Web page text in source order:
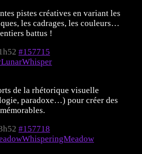
pistes créatives en variant les
les cadrages, les couleurs…
battus !
#157715
LunarWhisper
de la rhétorique visuelle
paradoxe…) pour créer des
#157718
WhisperingMeadow